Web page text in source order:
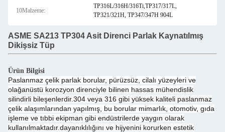
10Malzeme:
TP316L/316H/316Ti,TP317/317L,
TP321/321H, TP347/347H 904L
ASME SA213 TP304 Asit Direnci Parlak Kaynatılmış
Dikişsiz Tüp
Ürün Bilgisi
Paslanmaz çelik parlak borular, pürüzsüz, cilalı yüzeyleri ve
olağanüstü korozyon direnciyle bilinen hassas mühendislik
silindirli bileşenlerdir.304 veya 316 gibi yüksek kaliteli paslanmaz
çelik alaşımlarından yapılmış, bu borular mimarlık, otomotiv, gıda
işleme ve tıbbi ekipman gibi endüstrilerde yaygın olarak
kullanılmaktadır.dayanıklılığını ve hijyenini korurken estetik